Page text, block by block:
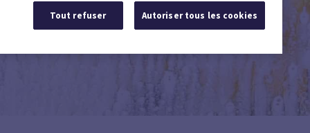
Tout refuser Autoriser tous les cookies